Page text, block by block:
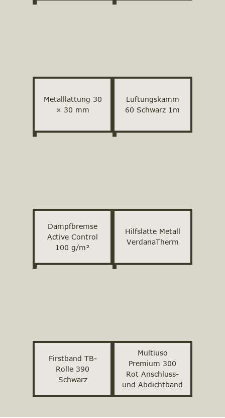
Metalllattung 30
× 30 mm
Lüftungskamm
60 Schwarz 1m
Dampfbremse
Active Control
100 g/m²
Hilfslatte Metall
VerdanaTherm
Firstband TB-
Rolle 390
Schwarz
Multiuso
Premium 300
Rot Anschluss-
und Abdichtband